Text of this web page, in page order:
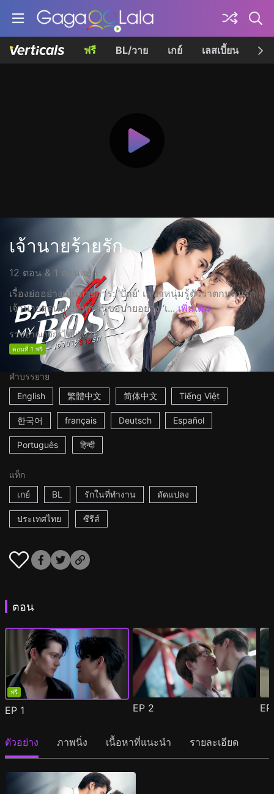
ฟรี BL/วาย เกย์ เลสเบี้ยน เค
เจ้านายร้ายรัก
12 ตอน & 1 ตอนแยก
เรื่องย่ออย่างเป็นทางการ: ‘ปัถย์’ เลขาหนุ่มรู้ตัวว่าตกหลุมรัก
เจ้านายสุดเนี๊ยบที่ทุกคนขอบายอย่าง ‘เ... เพิ่มเติม
ราชอาณาจักรไทย2024
ตอนที่ 1 ฟรี
คำบรรยาย
English
繁體中文 简体中文 Tiếng Việt
한국어 français Deutsch Español
Português हिन्दी
แท็ก
เกย์
BL รักในที่ทำงาน ดัดแปลง
ประเทศไทย ซีรีส์
ตอน
ฟรี
EP 1 EP 2
ตัวอย่าง ภาพนิ่ง เนื้อหาที่แนะนำ รายละเอียด